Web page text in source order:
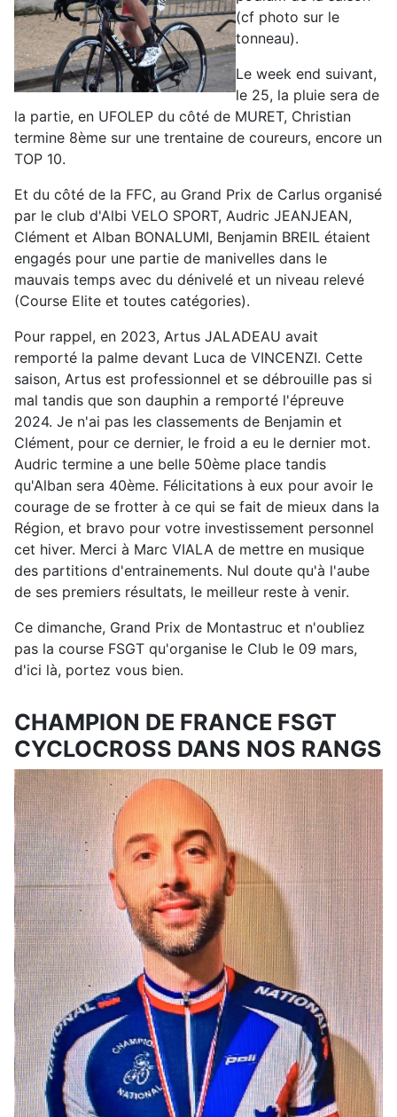
(cf photo sur le
tonneau).
Le week end suivant,
le 25, la pluie sera de
la partie, en UFOLEP du côté de MURET, Christian
termine 8ème sur une trentaine de coureurs, encore un
TOP 10.
Et du côté de la FFC, au Grand Prix de Carlus organisé
par le club d'Albi VELO SPORT, Audric JEANJEAN,
Clément et Alban BONALUMI, Benjamin BREIL étaient
engagés pour une partie de manivelles dans le
mauvais temps avec du dénivelé et un niveau relevé
(Course Elite et toutes catégories).
Pour rappel, en 2023, Artus JALADEAU avait
remporté la palme devant Luca de VINCENZI. Cette
saison, Artus est professionnel et se débrouille pas si
mal tandis que son dauphin a remporté l'épreuve
2024. Je n'ai pas les classements de Benjamin et
Clément, pour ce dernier, le froid a eu le dernier mot.
Audric termine a une belle 50ème place tandis
qu'Alban sera 40ème. Félicitations à eux pour avoir le
courage de se frotter à ce qui se fait de mieux dans la
Région, et bravo pour votre investissement personnel
cet hiver. Merci à Marc VIALA de mettre en musique
des partitions d'entrainements. Nul doute qu'à l'aube
de ses premiers résultats, le meilleur reste à venir.
Ce dimanche, Grand Prix de Montastruc et n'oubliez
pas la course FSGT qu'organise le Club le 09 mars,
d'ici là, portez vous bien.
CHAMPION DE FRANCE FSGT
CYCLOCROSS DANS NOS RANGS